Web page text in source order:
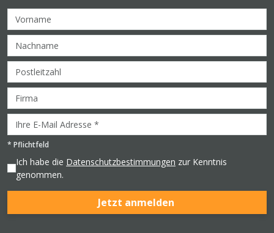
* Pflichtfeld
Ich habe die Datenschutzbestimmungen zur Kenntnis
genommen.
Jetzt anmelden